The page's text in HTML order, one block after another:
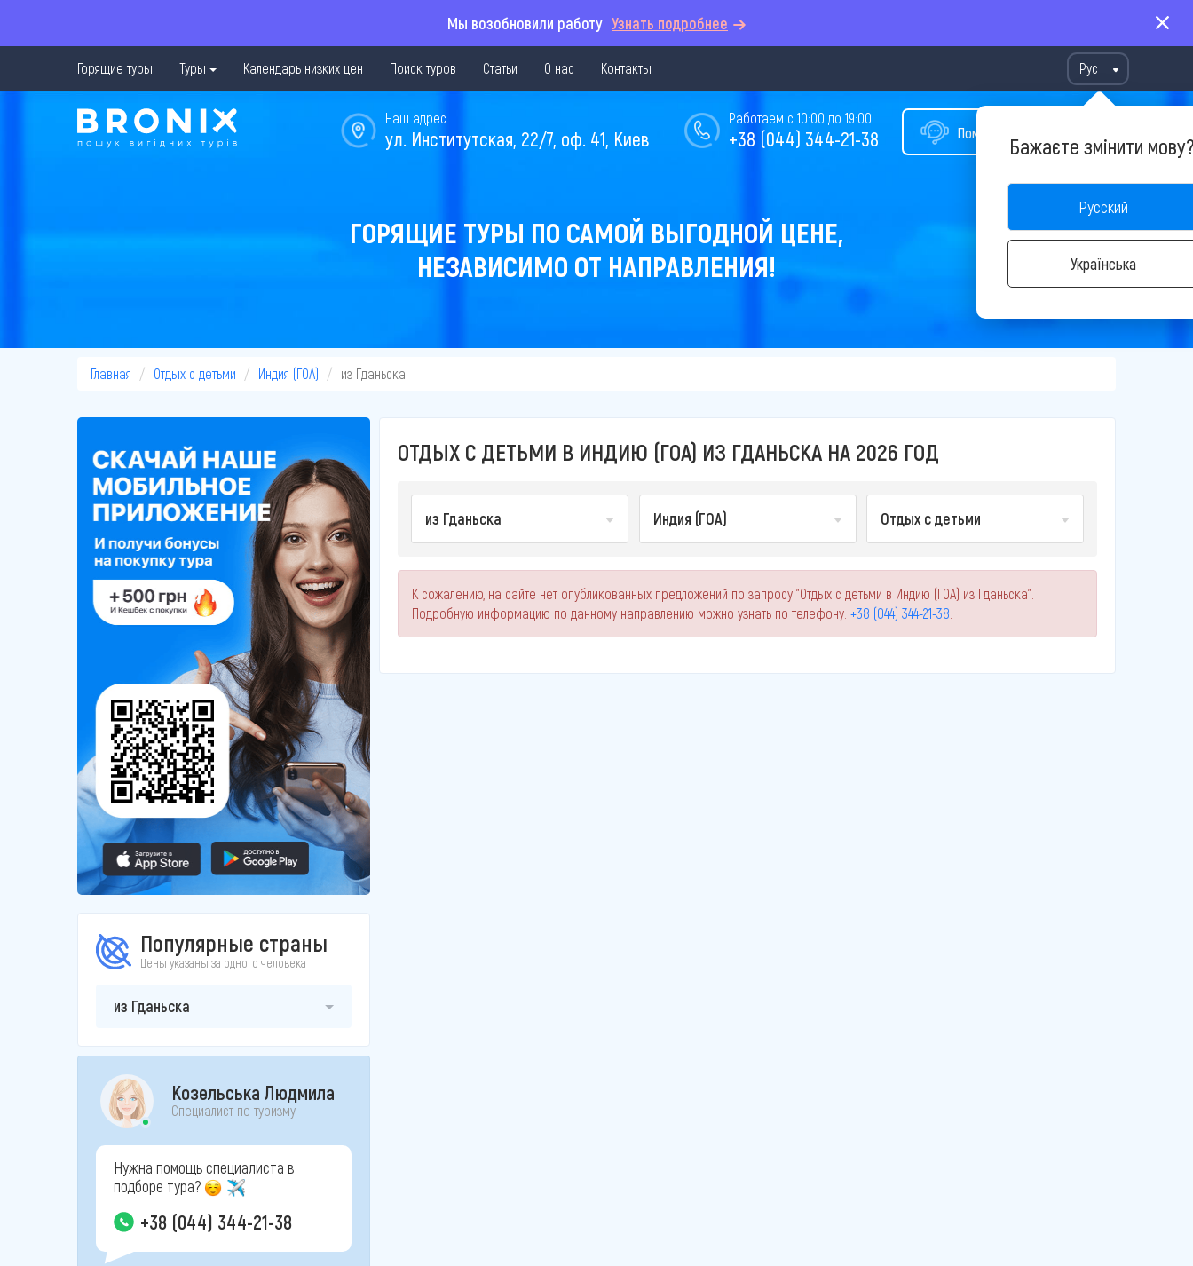
Мы возобновили работу Узнать подробнее
Горящие туры Туры Календарь низких цен Поиск туров Статьи О нас Контакты Рус
Бажаєте змінити
Русский
Українська
Помощь в подборе тура
Работаем с 10:00 до 19:00
+38 (044) 344-21-38
Наш адрес
ул. Институтская, 22/7, оф. 41, Киев
ГОРЯЩИЕ ТУРЫ ПО САМОЙ ВЫГОДНОЙ ЦЕНЕ,
НЕЗАВИСИМО ОТ НАПРАВЛЕНИЯ!
Главная Отдых с детьми Индия (ГОА) из Гданьска
Популярные страны
Цены указаны за одного человека
из Гданьска
Козельська Людмила
Специалист по туризму
Нужна помощь специалиста в
подборе тура?
+38 (044) 344-21-38
ОТДЫХ С ДЕТЬМИ В ИНДИЮ (ГОА) ИЗ ГДАНЬСКА НА 2026 ГОД
из Гданьска Индия (ГОА) Отдых с детьми
К сожалению, на сайте нет опубликованных предложений по запросу "Отдых с детьми в Индию (ГОА) из Гданьска".
Подробную информацию по данному направлению можно узнать по телефону: +38 (044) 344-21-38